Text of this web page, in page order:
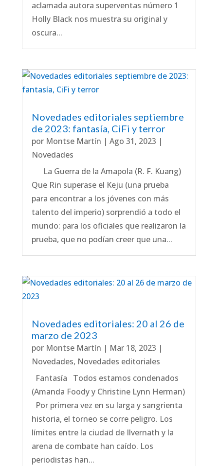
aclamada autora superventas número 1
Holly Black nos muestra su original y
oscura...
Novedades editoriales septiembre
de 2023: fantasía, CiFi y terror
por Montse Martín | Ago 31, 2023 |
Novedades
La Guerra de la Amapola (R. F. Kuang)
Que Rin superase el Keju (una prueba
para encontrar a los jóvenes con más
talento del imperio) sorprendió a todo el
mundo: para los oficiales que realizaron la
prueba, que no podían creer que una...
Novedades editoriales: 20 al 26 de
marzo de 2023
por Montse Martín | Mar 18, 2023 |
Novedades, Novedades editoriales
Fantasía Todos estamos condenados
(Amanda Foody y Christine Lynn Herman)
Por primera vez en su larga y sangrienta
historia, el torneo se corre peligro. Los
límites entre la ciudad de Ilvernath y la
arena de combate han caído. Los
periodistas han...